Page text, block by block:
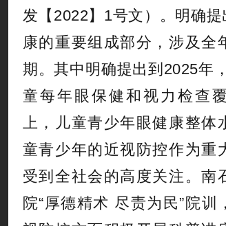
发【2022】1号文）。明确
康的重要组成部分，涉及全
期。其中明确提出到2025年
童每年眼保健和视力检查
上，儿童青少年眼健康整体
童青少年的近视防控作为重
受到全社会的高度关注。南
院“厚德精术 尽责为民”院训，